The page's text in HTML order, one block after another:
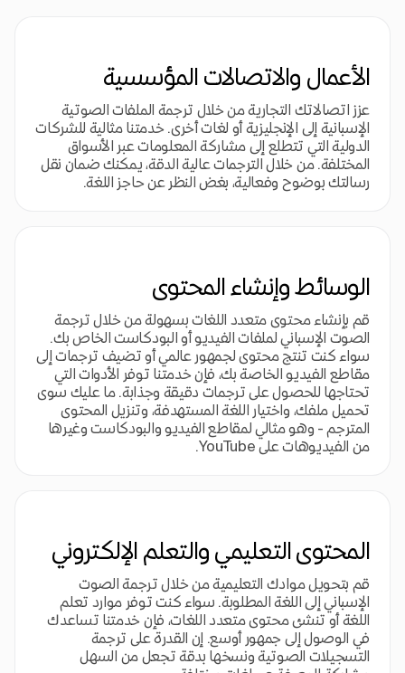
الأعمال والاتصالات المؤسسية
عزز اتصالاتك التجارية من خلال ترجمة الملفات الصوتية
الإسبانية إلى الإنجليزية أو لغات أخرى. خدمتنا مثالية للشركات
الدولية التي تتطلع إلى مشاركة المعلومات عبر الأسواق
المختلفة. من خلال الترجمات عالية الدقة، يمكنك ضمان نقل
رسالتك بوضوح وفعالية، بغض النظر عن حاجز اللغة.
الوسائط وإنشاء المحتوى
قم بإنشاء محتوى متعدد اللغات بسهولة من خلال ترجمة
الصوت الإسباني لملفات الفيديو أو البودكاست الخاص بك.
سواء كنت تنتج محتوى لجمهور عالمي أو تضيف ترجمات إلى
مقاطع الفيديو الخاصة بك، فإن خدمتنا توفر الأدوات التي
تحتاجها للحصول على ترجمات دقيقة وجذابة. ما عليك سوى
تحميل ملفك، واختيار اللغة المستهدفة، وتنزيل المحتوى
المترجم - وهو مثالي لمقاطع الفيديو والبودكاست وغيرها
من الفيديوهات على YouTube.
المحتوى التعليمي والتعلم الإلكتروني
قم بتحويل موادك التعليمية من خلال ترجمة الصوت
الإسباني إلى اللغة المطلوبة. سواء كنت توفر موارد تعلم
اللغة أو تنشئ محتوى متعدد اللغات، فإن خدمتنا تساعدك
في الوصول إلى جمهور أوسع. إن القدرة على ترجمة
التسجيلات الصوتية ونسخها بدقة تجعل من السهل